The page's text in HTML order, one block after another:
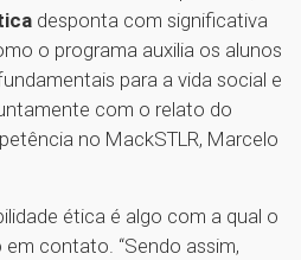
desponta com significativa
o programa auxilia os alunos
para a vida social e
com o relato do
no MackSTLR, Marcelo
ética é algo com a qual o
contato. “Sendo assim,